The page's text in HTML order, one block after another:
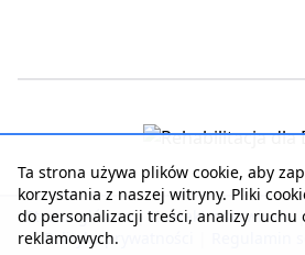
Strona główna | Kontakt z serwisem |
Polityka prywatności
Ta strona używa plików cookie, aby
korzystania z naszej witryny. Pliki
do personalizacji treści, analizy ruchu
reklamowych.